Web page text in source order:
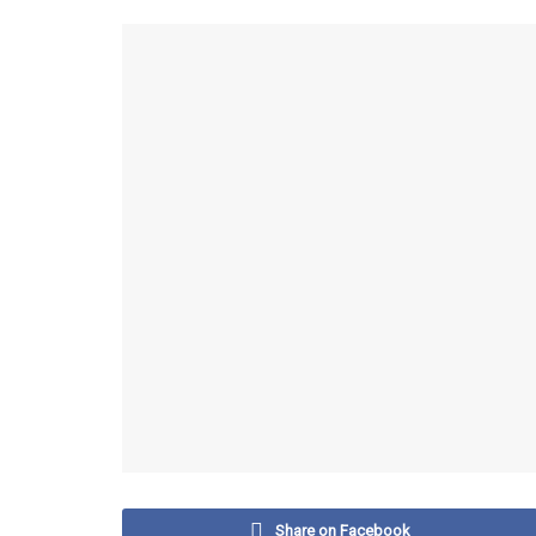
Share on Facebook